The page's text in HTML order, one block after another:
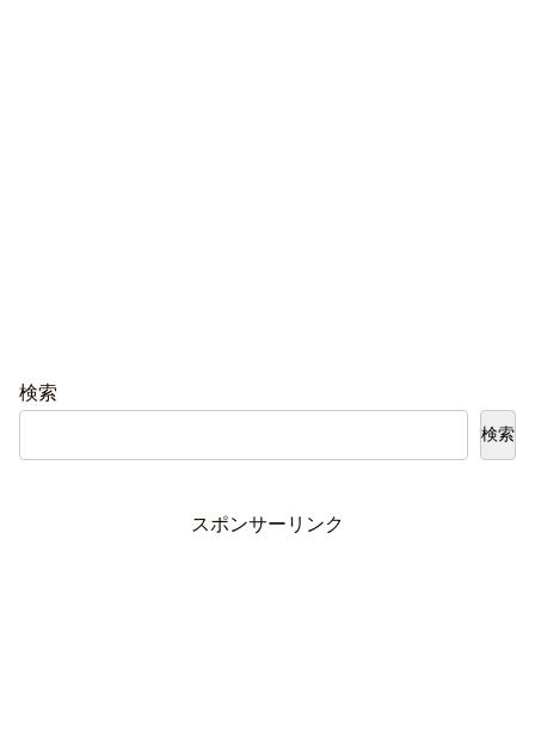
検索
検索
スポンサーリンク